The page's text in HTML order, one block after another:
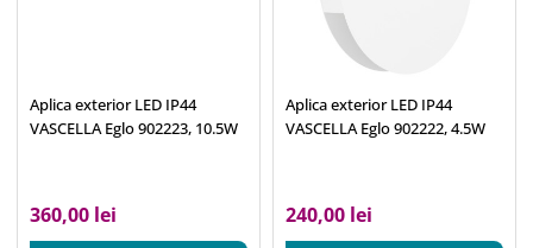
Aplica exterior LED IP44
VASCELLA Eglo 902223, 10.5W
360,00 lei
Aplica exterior LED IP44
VASCELLA Eglo 902222, 4.5W
240,00 lei